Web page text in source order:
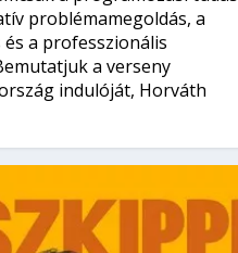
problémamegoldás, a
a professzionális
a verseny
indulóját, Horváth